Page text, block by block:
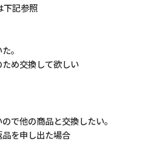
下記参照
。
め交換して欲しい
で他の商品と交換したい。
を申し出た場合